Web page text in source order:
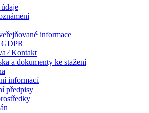
informace
⁄ Kontakt
a dokumenty ke stažení
informací
předpisy